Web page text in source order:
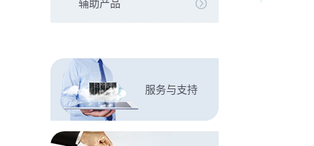
辅助产品
服务与支持